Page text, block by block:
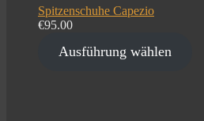
Spitzenschuhe Capezio
€95.00
Ausführung wählen